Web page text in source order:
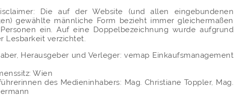
Die auf der Website (und allen eingebundenen
gewählte männliche Form bezieht immer gleichermaßen
ein. Auf eine Doppelbezeichnung wurde aufgrund
Lesbarkeit verzichtet.
Herausgeber und Verleger: vemap Einkaufsmanagement
Wien
des Medieninhabers: Mag. Christiane Toppler, Mag.